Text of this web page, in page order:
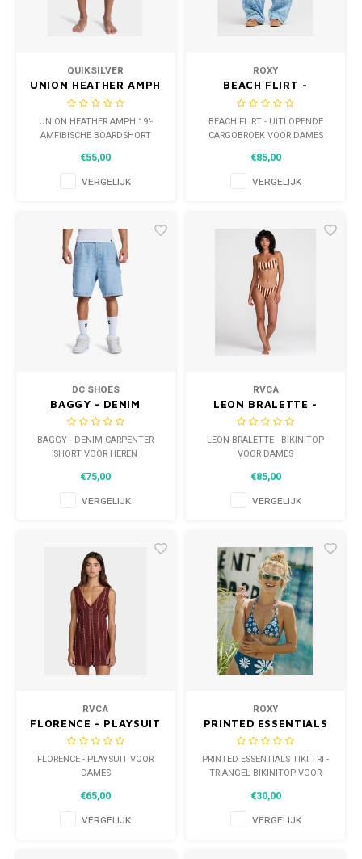
WETSUITS & SURFKLEDING
VESTEN
BROEKEN
BEACHMODE
BIKINI'S & BADPAKKEN
SNOW KLEDING
HEADWEAR & ACCESSOIRES
QUIKSILVER
UNION HEATHER AMPH
19"-AMFIBISCHE
BOARDSHORT VOOR
HEREN
UNION HEATHER AMPH 19"-
AMFIBISCHE BOARDSHORT
€55,00
VERGELIJK
ROXY
BEACH FLIRT -
UITLOPENDE
CARGOBROEK VOOR
DAMES
BEACH FLIRT - UITLOPENDE
CARGOBROEK VOOR DAMES
€85,00
VERGELIJK
DC SHOES
BAGGY - DENIM
CARPENTER SHORT
VOOR HEREN
BAGGY - DENIM CARPENTER
SHORT VOOR HEREN
€75,00
VERGELIJK
RVCA
LEON BRALETTE -
BIKINITOP VOOR
DAMES
LEON BRALETTE - BIKINITOP
VOOR DAMES
€85,00
VERGELIJK
RVCA
FLORENCE - PLAYSUIT
VOOR DAMES
FLORENCE - PLAYSUIT VOOR
DAMES
€65,00
VERGELIJK
ROXY
PRINTED ESSENTIALS
TIKI TRI - TRIANGEL
BIKINITOP VOOR
DAMES
PRINTED ESSENTIALS TIKI TRI -
TRIANGEL BIKINITOP VOOR
€30,00
VERGELIJK